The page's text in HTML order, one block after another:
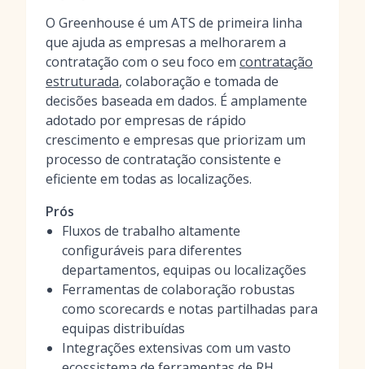
O Greenhouse é um ATS de primeira linha
que ajuda as empresas a melhorarem a
contratação com o seu foco em contratação
estruturada, colaboração e tomada de
decisões baseada em dados. É amplamente
adotado por empresas de rápido
crescimento e empresas que priorizam um
processo de contratação consistente e
eficiente em todas as localizações.
Prós
Fluxos de trabalho altamente
configuráveis para diferentes
departamentos, equipas ou localizações
Ferramentas de colaboração robustas
como scorecards e notas partilhadas para
equipas distribuídas
Integrações extensivas com um vasto